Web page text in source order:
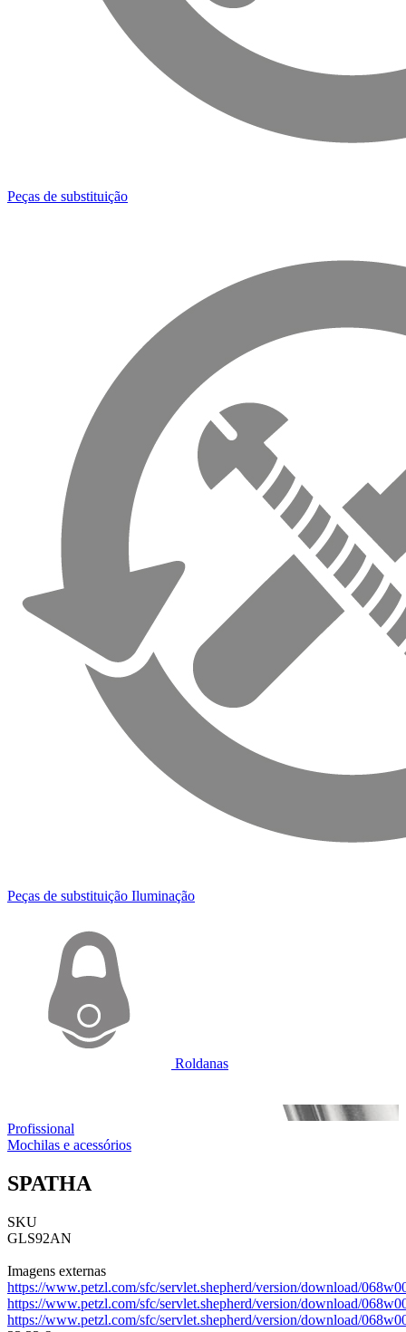
Peças de substituição
Peças de substituição Iluminação
Roldanas
Profissional
Mochilas e acessórios
SPATHA
SKU
GLS92AN
Imagens externas
https://www.petzl.com/sfc/servlet.shepherd/version/download/
https://www.petzl.com/sfc/servlet.shepherd/version/download/
https://www.petzl.com/sfc/servlet.shepherd/version/download/